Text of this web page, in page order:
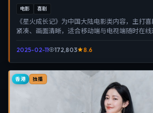
电影 喜剧
《星火成长记》为中国大陆电影类内容，主打
紧凑、画面清晰，适合移动端与电视端随时在线
2025-02-11 172,803 8.6
香港 独播